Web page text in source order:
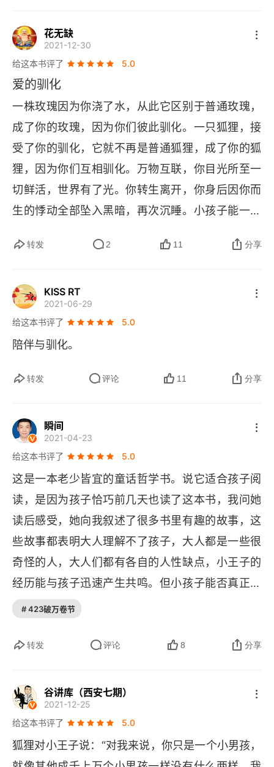
替，季风的颜色；多少耳朵被万象喧嚣堵塞了，听
不到落叶簌簌，沉默的歌唱。
了一朵虚荣多疑、带刺的花，并折磨着小王子。
【第九章】小王子告别骄傲的花朵。【第十章】小
王子与小行星 325 号上爱下命令的国王。【第十一
章】小王子与小行星 326 号上爱慕虚荣的人。【第
十二章】小王子与小行星 327 号上的酒鬼。【第十
三章】小王子与小行星 328 号上想要占有星星的商
人。【第十四章】小王子与小行星 329 号上忠于职
守的点灯人。小王子说点灯人是最有可能成为朋友
的人，他最想留下的星球，因为每分钟都能看到一
次日落。【第十五章】小王子与小行星 330 号上的
地理学家。【第十六章】不同凡响的地球。【第十
有三枚花瓣的花。【第十九章】小王子登山，只看
到峻峭的山峰和响应的回音。【第二十章】小王子
到了一座盛开的玫瑰园，发现他星球上独一无二的
狐狸要求小王子驯服它，还告诉了小王子一个秘
章】小王子与商贩。【第二十四章】在沙漠的第八
天，我听完小王子的故事，抱着他一起去找水。
个嘴套。【第二十六章】小王子倒下后，遍地是
沙。【第二十七章】我在想小王子离开地球，返回
他自己的星球上有什么变化。倍感思念，期待再
聚！
花无缺
2021-12-30
给这本书评了
5.0
爱的驯化
一株玫瑰因为你浇了水，从此它区别于普通玫瑰，
成了你的玫瑰，因为你们彼此驯化。一只狐狸，接
受了你的驯化，它就不再是普通狐狸，成了你的狐
狸，因为你们互相驯化。万物互联，你目光所至一
切鲜活，世界有了光。你转生离开，你身后因你而
生的悸动全部坠入黑暗，再次沉睡。小孩子能一眼
种能力。风的语言雨的性格花的脾气，小王子读得
是成年人，尤其直男和女汉纸更应该看看。
转发 2 11 分享
KISS RT
2021-06-29
给这本书评了
5.0
陪伴与驯化。
转发 评论 11 分享
瞬间
2021-04-23
给这本书评了
5.0
这是一本老少皆宜的童话哲学书。说它适合孩子阅
读，是因为孩子恰巧前几天也读了这本书，我问她
读后感受，她向我叙述了很多书里有趣的故事，这
些故事都表明大人理解不了孩子，大人都是一些很
奇怪的人，大人们都有各自的人性缺点，小王子的
经历能与孩子迅速产生共鸣。但小孩子能否真正看
得懂我表示怀疑，反正我起初是有种朦朦胧胧的感
才恍然大悟，原来这本书讲的就是作者本人的爱情
以带着饱经沧桑的心读哲理，不论是收获天真善良
的本性，还是懂得大道至简的真理，每个人心中都
会有所感悟，我想这就是经典的魅力吧。
# 423破万卷节
转发 评论 8 分享
谷讲库（西安七期）
2021-12-25
给这本书评了
5.0
狐狸对小王子说：“对我来说，你只是一个小男孩，